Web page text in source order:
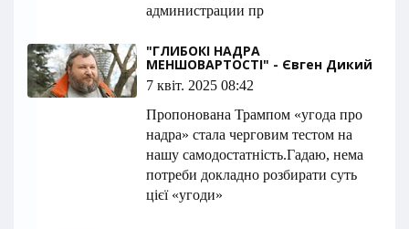
администрации пр
"ГЛИБОКІ НАДРА
МЕНШОВАРТОСТІ" - Євген Дикий
7 квіт. 2025 08:42
Пропонована Трампом «угода про
надра» стала черговим тестом на
нашу самодостатність.Гадаю, нема
потреби докладно розбирати суть
цієї «угоди»